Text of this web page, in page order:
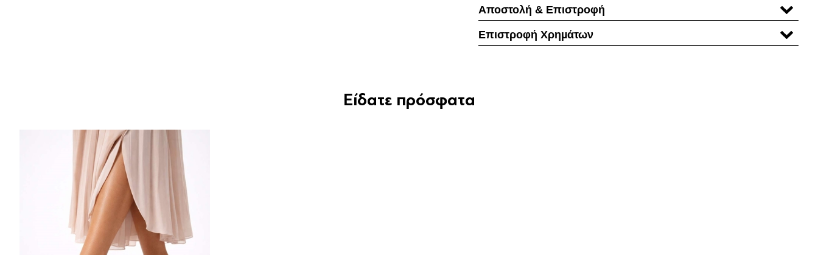
Αποστολή & Επιστροφή
Επιστροφή Χρηµάτων
Είδατε πρόσφατα